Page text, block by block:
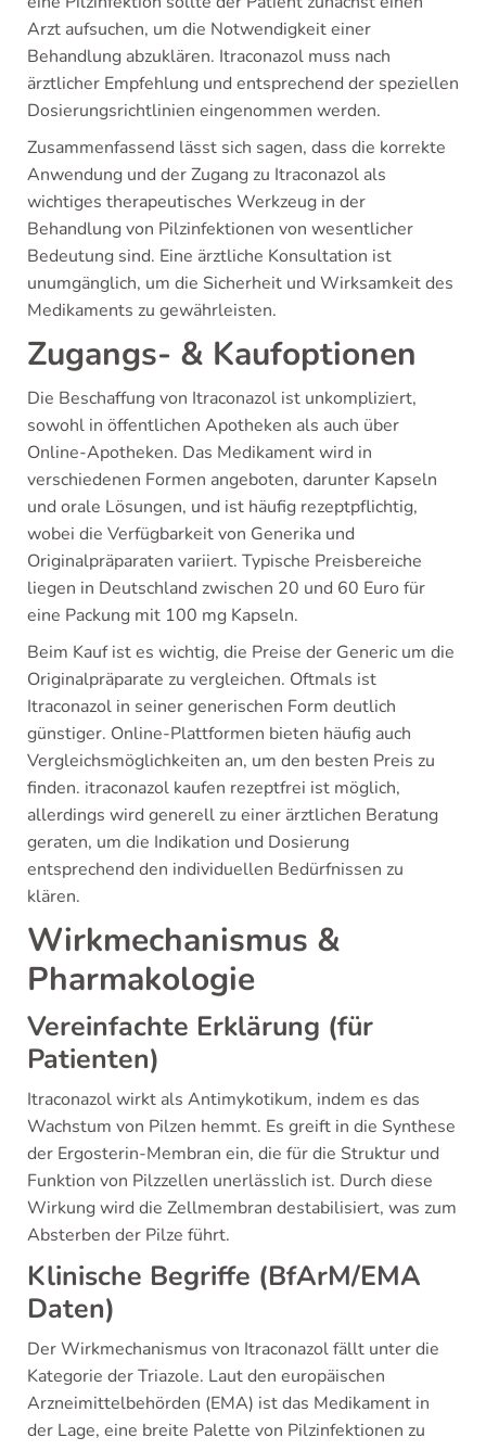
Arzt aufsuchen, um die Notwendigkeit einer
Behandlung abzuklären. Itraconazol muss nach
ärztlicher Empfehlung und entsprechend der speziellen
Dosierungsrichtlinien eingenommen werden.
Zusammenfassend lässt sich sagen, dass die korrekte
Anwendung und der Zugang zu Itraconazol als
wichtiges therapeutisches Werkzeug in der
Behandlung von Pilzinfektionen von wesentlicher
Bedeutung sind. Eine ärztliche Konsultation ist
unumgänglich, um die Sicherheit und Wirksamkeit des
Medikaments zu gewährleisten.
Zugangs- & Kaufoptionen
Die Beschaffung von Itraconazol ist unkompliziert,
sowohl in öffentlichen Apotheken als auch über
Online-Apotheken. Das Medikament wird in
verschiedenen Formen angeboten, darunter Kapseln
und orale Lösungen, und ist häufig rezeptpflichtig,
wobei die Verfügbarkeit von Generika und
Originalpräparaten variiert. Typische Preisbereiche
liegen in Deutschland zwischen 20 und 60 Euro für
eine Packung mit 100 mg Kapseln.
Beim Kauf ist es wichtig, die Preise der Generic um die
Originalpräparate zu vergleichen. Oftmals ist
Itraconazol in seiner generischen Form deutlich
günstiger. Online-Plattformen bieten häufig auch
Vergleichsmöglichkeiten an, um den besten Preis zu
finden. itraconazol kaufen rezeptfrei ist möglich,
allerdings wird generell zu einer ärztlichen Beratung
geraten, um die Indikation und Dosierung
entsprechend den individuellen Bedürfnissen zu
klären.
Wirkmechanismus &
Pharmakologie
Vereinfachte Erklärung (für
Patienten)
Itraconazol wirkt als Antimykotikum, indem es das
Wachstum von Pilzen hemmt. Es greift in die Synthese
der Ergosterin-Membran ein, die für die Struktur und
Funktion von Pilzzellen unerlässlich ist. Durch diese
Wirkung wird die Zellmembran destabilisiert, was zum
Absterben der Pilze führt.
Klinische Begriffe (BfArM/EMA
Daten)
Der Wirkmechanismus von Itraconazol fällt unter die
Kategorie der Triazole. Laut den europäischen
Arzneimittelbehörden (EMA) ist das Medikament in
der Lage, eine breite Palette von Pilzinfektionen zu